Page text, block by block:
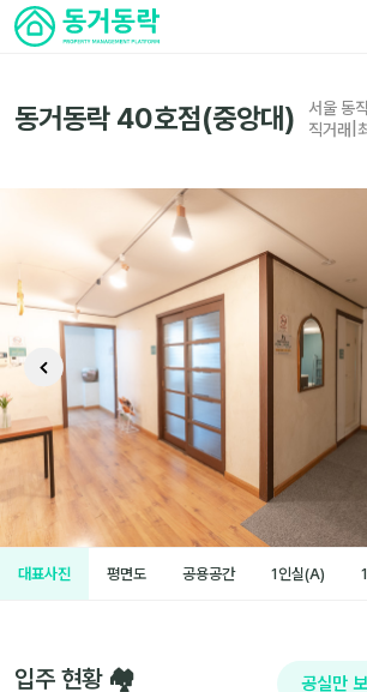
동거동락 40호점(중앙대)
서울 동
직거래
대표사진 평면도 공용공간 1인실(A)
입주 현황 🏘️ 공실만 보